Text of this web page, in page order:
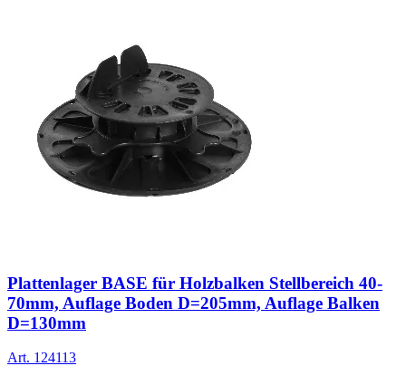
Plattenlager BASE für Holzbalken Stellbereich 40-
70mm, Auflage Boden D=205mm, Auflage Balken
D=130mm
Art. 124113